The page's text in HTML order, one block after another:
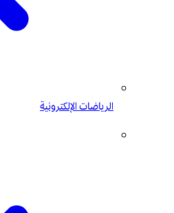
الرياضات الإلكترونية